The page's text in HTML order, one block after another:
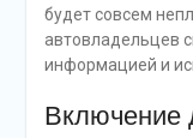
будет совсем
автовладельцев
информацией и
Включение